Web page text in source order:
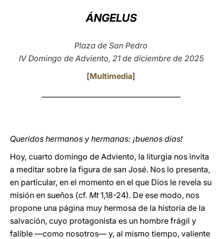
ÁNGELUS
Plaza de San Pedro
IV Domingo de Adviento, 21 de diciembre de 2025
[Multimedia]
Queridos hermanos y hermanas: ¡buenos días!
Hoy, cuarto domingo de Adviento, la liturgia nos invita
a meditar sobre la figura de san José. Nos lo presenta,
en particular, en el momento en el que Dios le revela su
misión en sueños (cf. Mt1,18-24). De ese modo, nos
propone una página muy hermosa de la historia de la
salvación, cuyo protagonista es un hombre frágil y
falible —como nosotros— y, al mismo tiempo, valiente